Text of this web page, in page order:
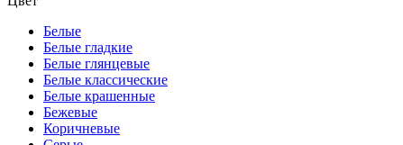
Белые
Белые гладкие
Белые глянцевые
Белые классические
Белые крашенные
Бежевые
Коричневые